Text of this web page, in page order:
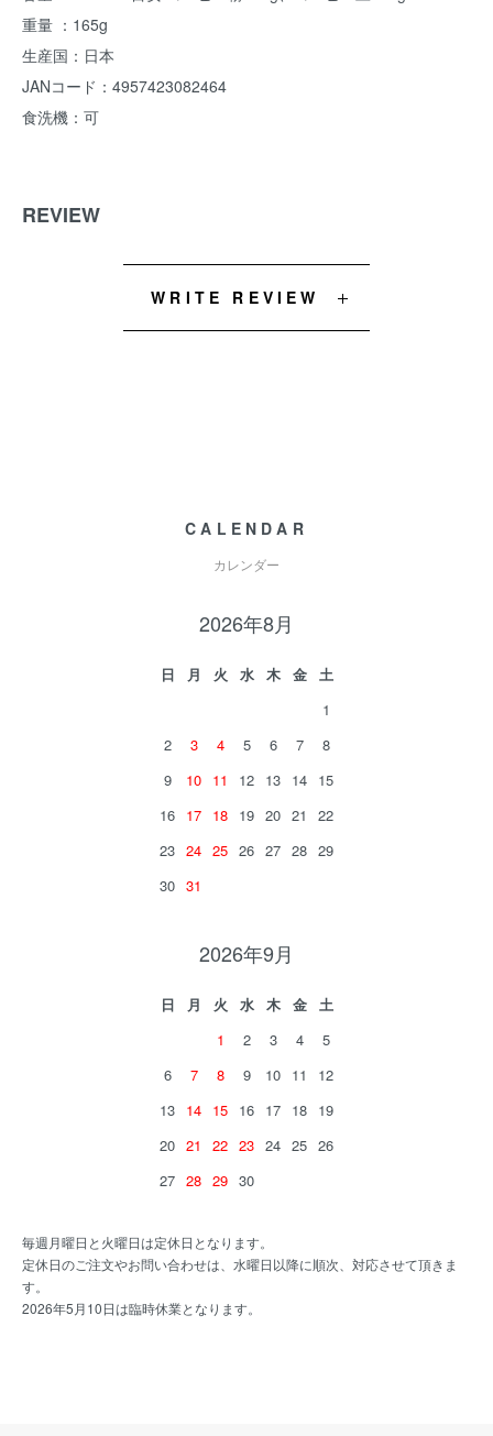
重量 ：165g
生産国：日本
JANコード：4957423082464
食洗機：可
REVIEW
WRITE REVIEW
CALENDAR
カレンダー
2026年8月
日 月 火 水 木 金
土
1
2
3 4 5 6 7
8
9
10 11 12 13 14 15
16 17 18 19 20 21
22
23 24 25 26 27 28 29
30 31
2026年9月
日 月 火 水 木 金
土
1
2 3 4
5
6
7 8 9 10 11
12
13 14 15 16 17 18 19
20 21 22 23 24 25 26
27 28 29 30
毎週月曜日と火曜日は定休日となります。
定休日のご注文やお問い合わせは、水曜日以降に順次、対応させて頂きま
す。
2026年5月10日は臨時休業となります。